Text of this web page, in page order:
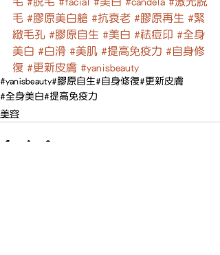
毛 #膠原美白艙 #抗衰老 #膠原再生 #緊
緻毛孔 #膠原自生 #美白 #祛痘印 #全身
美白 #白滑 #美肌 #提高免疫力 #自身修
復 #更新皮膚 #yanisbeauty
#yanisbeauty#膠原自生#自身修復#更新皮膚
#全身美白#提高免疫力
美容